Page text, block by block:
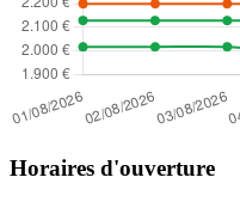
Horaires d'ouverture